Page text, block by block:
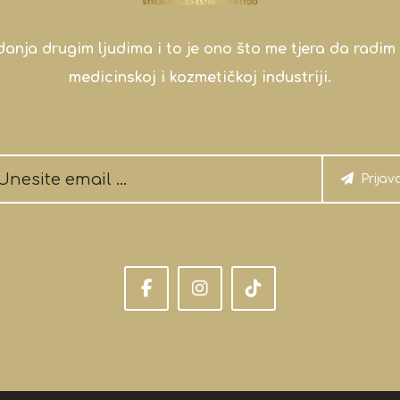
drugim ljudima i to je ono što me tjera da
medicinskoj i kozmetičkoj industriji.